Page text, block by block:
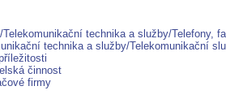
technika a služby/Telefony,
technika a služby/Telekomunikační
činnost
firmy